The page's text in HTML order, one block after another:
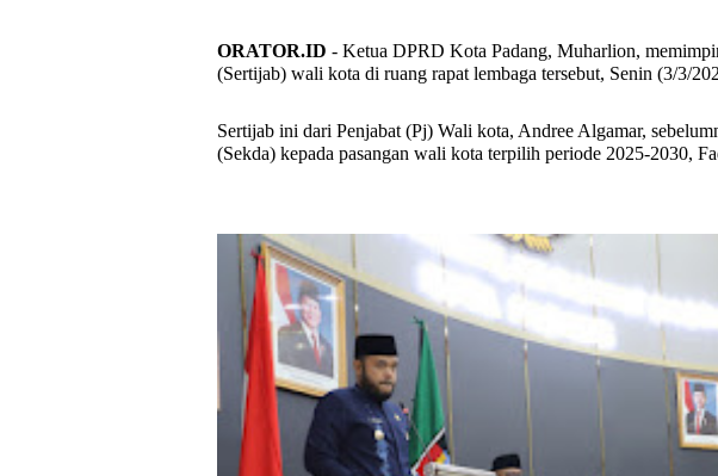
ORATOR.ID - Ketua DPRD Kota Padang, Muharlion,
(Sertijab) wali kota di ruang rapat lembaga tersebut, Senin (3/3/
Sertijab ini dari Penjabat (Pj) Wali kota, Andree Algamar,
(Sekda) kepada pasangan wali kota terpilih periode 2025-2030,